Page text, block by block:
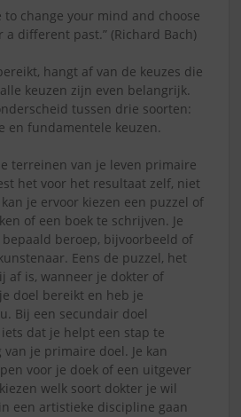
to change your mind and choose
different past.” (Richard Bach)
hangt af van de keuzes die
keuzen zijn even belangrijk.
tussen drie soorten:
en fundamentele keuzen.
terreinen van je leven primaire
het voor het resultaat zelf, niet
je ervoor kiezen een puzzel of
of een boek te schrijven. Je
bepaald beroep, bijvoorbeeld of
Eens de puzzel, het
af is, wanneer je dokter of
doel bereikt en heb je
Bij een secundair doel
dat je helpt een stap te
je primaire doel. Je kan
voor je doek of een uitgever
welk soort dokter je wil
een artistieke discipline gaan